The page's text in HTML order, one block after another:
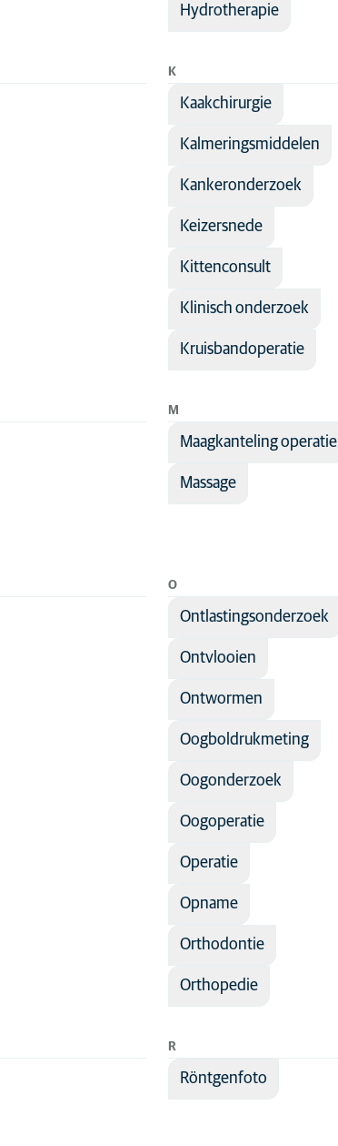
Hydrotherapie
K
Kaakchirurgie
Kalmeringsmiddelen
Kankeronderzoek
Keizersnede
Kittenconsult
Klinisch onderzoek
Kruisbandoperatie
M
Maagkanteling operatie
Massage
O
Ontlastingsonderzoek
Ontvlooien
Ontwormen
Oogboldrukmeting
Oogonderzoek
Oogoperatie
Operatie
Opname
Orthodontie
Orthopedie
R
Röntgenfoto